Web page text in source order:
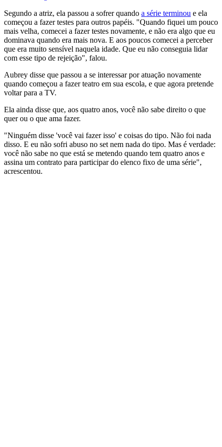
Segundo a atriz, ela passou a sofrer quando a série terminou e ela
começou a fazer testes para outros papéis. "Quando fiquei um pouco
mais velha, comecei a fazer testes novamente, e não era algo que eu
dominava quando era mais nova. E aos poucos comecei a perceber
que era muito sensível naquela idade. Que eu não conseguia lidar
com esse tipo de rejeição", falou.
Aubrey disse que passou a se interessar por atuação novamente
quando começou a fazer teatro em sua escola, e que agora pretende
voltar para a TV.
Ela ainda disse que, aos quatro anos, você não sabe direito o que
quer ou o que ama fazer.
"Ninguém disse 'você vai fazer isso' e coisas do tipo. Não foi nada
disso. E eu não sofri abuso no set nem nada do tipo. Mas é verdade:
você não sabe no que está se metendo quando tem quatro anos e
assina um contrato para participar do elenco fixo de uma série",
acrescentou.